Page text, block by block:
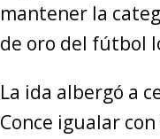
mantener la
de oro del fútbol
La ida albergó a
Conce igualar